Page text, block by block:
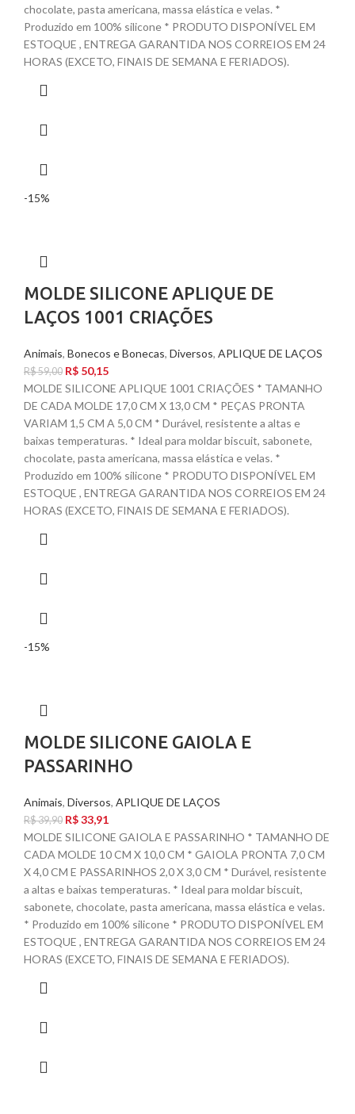
chocolate, pasta americana, massa elástica e velas. *
Produzido em 100% silicone * PRODUTO DISPONÍVEL EM
ESTOQUE , ENTREGA GARANTIDA NOS CORREIOS EM 24
HORAS (EXCETO, FINAIS DE SEMANA E FERIADOS).
-15%
MOLDE SILICONE APLIQUE DE
LAÇOS 1001 CRIAÇÕES
Animais, Bonecos e Bonecas, Diversos, APLIQUE DE LAÇOS
R$59,00 R$ 50,15
MOLDE SILICONE APLIQUE 1001 CRIAÇÕES * TAMANHO
DE CADA MOLDE 17,0 CM X 13,0 CM * PEÇAS PRONTA
VARIAM 1,5 CM A 5,0 CM * Durável, resistente a altas e
baixas temperaturas. * Ideal para moldar biscuit, sabonete,
chocolate, pasta americana, massa elástica e velas. *
Produzido em 100% silicone * PRODUTO DISPONÍVEL EM
ESTOQUE , ENTREGA GARANTIDA NOS CORREIOS EM 24
HORAS (EXCETO, FINAIS DE SEMANA E FERIADOS).
-15%
MOLDE SILICONE GAIOLA E
PASSARINHO
Animais, Diversos, APLIQUE DE LAÇOS
R$39,90 R$33,91
MOLDE SILICONE GAIOLA E PASSARINHO * TAMANHO DE
CADA MOLDE 10 CM X 10,0 CM * GAIOLA PRONTA 7,0 CM
X 4,0 CM E PASSARINHOS 2,0 X 3,0 CM * Durável, resistente
a altas e baixas temperaturas. * Ideal para moldar biscuit,
sabonete, chocolate, pasta americana, massa elástica e velas.
* Produzido em 100% silicone * PRODUTO DISPONÍVEL EM
ESTOQUE , ENTREGA GARANTIDA NOS CORREIOS EM 24
HORAS (EXCETO, FINAIS DE SEMANA E FERIADOS).